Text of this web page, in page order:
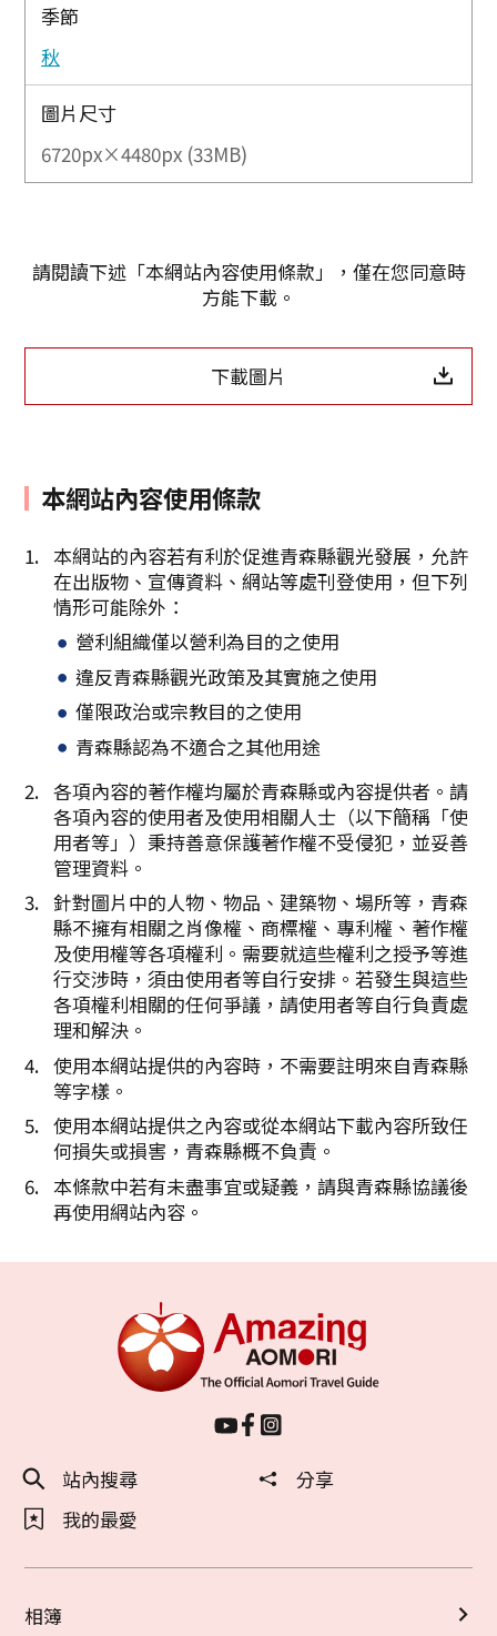
季節
秋
圖片尺寸
6720px×4480px (33MB)
請閱讀下述「本網站內容使用條款」，僅在您同意時
方能下載。
下載圖片
本網站內容使用條款
本網站的內容若有利於促進青森縣觀光發展，允許
在出版物、宣傳資料、網站等處刊登使用，但下列
情形可能除外：
營利組織僅以營利為目的之使用
違反青森縣觀光政策及其實施之使用
僅限政治或宗教目的之使用
青森縣認為不適合之其他用途
各項內容的著作權均屬於青森縣或內容提供者。請
各項內容的使用者及使用相關人士（以下簡稱「使
用者等」）秉持善意保護著作權不受侵犯，並妥善
管理資料。
針對圖片中的人物、物品、建築物、場所等，青森
縣不擁有相關之肖像權、商標權、專利權、著作權
及使用權等各項權利。需要就這些權利之授予等進
行交涉時，須由使用者等自行安排。若發生與這些
各項權利相關的任何爭議，請使用者等自行負責處
理和解決。
使用本網站提供的內容時，不需要註明來自青森縣
等字樣。
使用本網站提供之內容或從本網站下載內容所致任
何損失或損害，青森縣概不負責。
本條款中若有未盡事宜或疑義，請與青森縣協議後
再使用網站內容。
站內搜尋
分享
我的最愛
相簿
Twitter分享
複製連結